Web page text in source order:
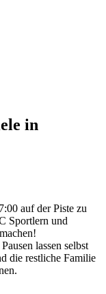
in
auf der Piste zu
Sportlern und
lassen selbst
die restliche Familie